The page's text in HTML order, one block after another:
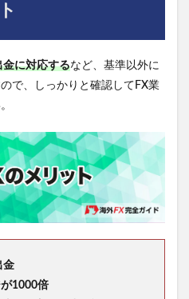
に対応するなど、基準以外に
で、しっかりと確認してFX業
金
が1000倍